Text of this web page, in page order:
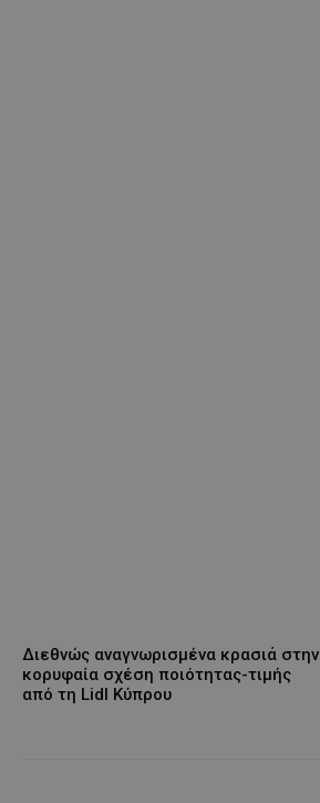
Διεθνώς αναγνωρισμένα κρασιά στην
κορυφαία σχέση ποιότητας-τιμής
από τη Lidl Κύπρου